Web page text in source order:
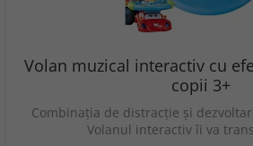
Volan muzical interactiv cu
copii 3+
Combinația de distracție și
Volanul interactiv îi va